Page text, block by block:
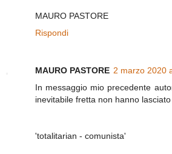
MAURO PASTORE
Rispondi
MAURO PASTORE 2 marzo 2020
In messaggio mio precedente
inevitabile fretta non hanno
'totalitarian - comunista'